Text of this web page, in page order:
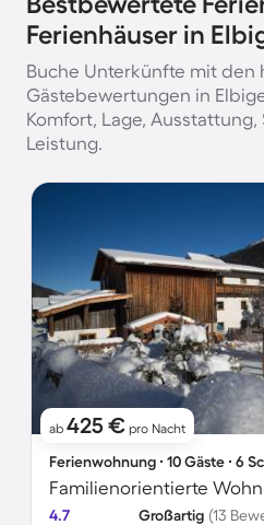
Ferienhäuser in
Buche Unterkünfte mit den
Gästebewertungen in
Komfort, Lage,
Leistung.
ab 425 € pro Nacht
Ferienwohnung ∙ 10 Gäste ∙ 6
4.7 Großartig (13